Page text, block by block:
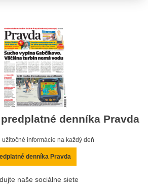
denníka Pravda
užitočné informácie na každý deň
denníka Pravda
naše sociálne siete